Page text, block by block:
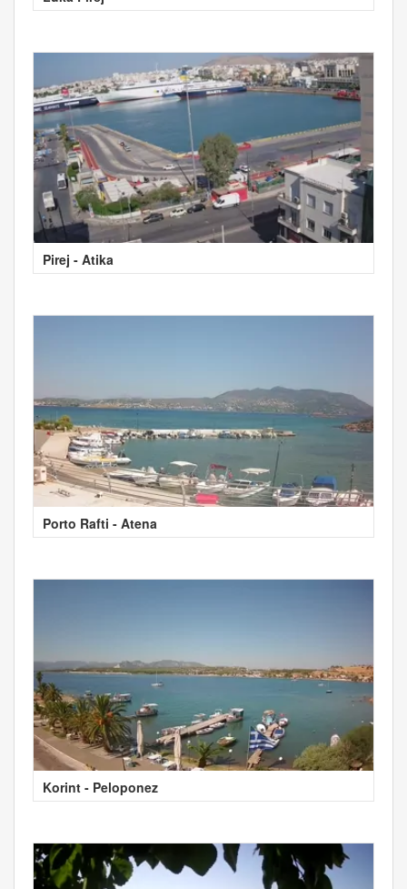
Pirej - Atika
Porto Rafti - Atena
Korint - Peloponez